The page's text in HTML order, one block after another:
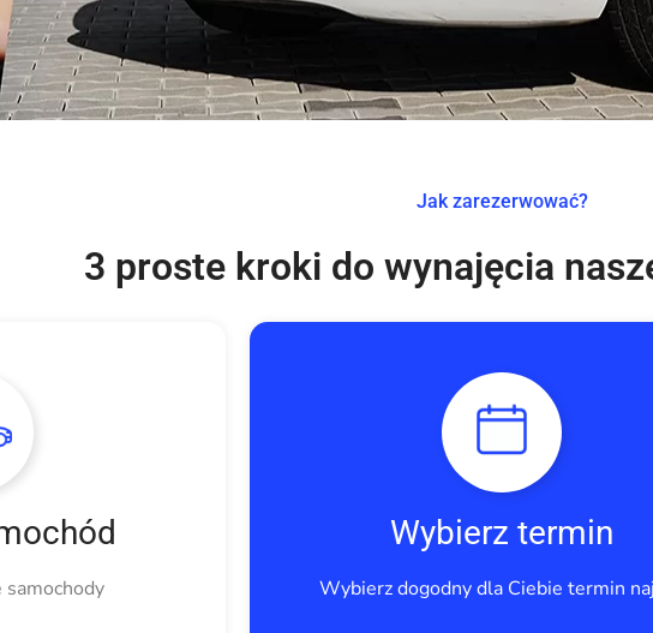
Jak zarezerwować?
3 proste kroki do wynajęcia
samochody
Wybierz termin
Wybierz dogodny dla Ciebie termin